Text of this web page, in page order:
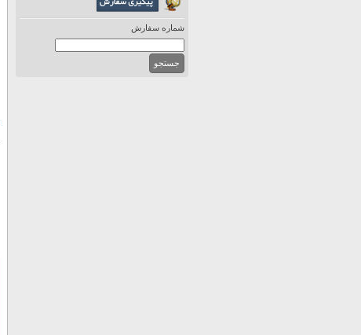
شماره سفارش